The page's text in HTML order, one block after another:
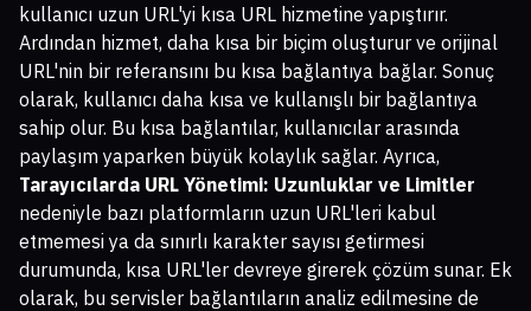
kullanıcı uzun URL'yi kısa URL hizmetine yapıştırır.
Ardından hizmet, daha kısa bir biçim oluşturur ve orijinal
URL'nin bir referansını bu kısa bağlantıya bağlar. Sonuç
olarak, kullanıcı daha kısa ve kullanışlı bir bağlantıya
sahip olur. Bu kısa bağlantılar, kullanıcılar arasında
paylaşım yaparken büyük kolaylık sağlar. Ayrıca,
Tarayıcılarda URL Yönetimi: Uzunluklar ve Limitler
nedeniyle bazı platformların uzun URL'leri kabul
etmemesi ya da sınırlı karakter sayısı getirmesi
durumunda, kısa URL'ler devreye girerek çözüm sunar. Ek
olarak, bu servisler bağlantıların analiz edilmesine de